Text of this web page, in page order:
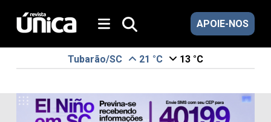
APOIE-NOS
Tubarão/SC 21 °C 13 °C